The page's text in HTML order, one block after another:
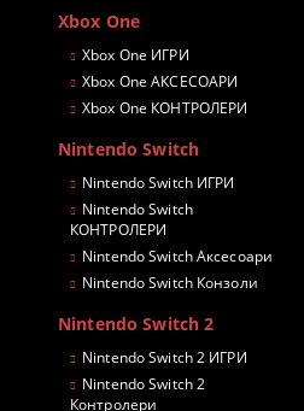
Xbox One
Xbox One ИГРИ
Xbox One АКСЕСОАРИ
Xbox One КОНТРОЛЕРИ
Nintendo Switch
Nintendo Switch ИГРИ
Nintendo Switch
КОНТРОЛЕРИ
Nintendo Switch Аксесоари
Nintendo Switch Конзоли
Nintendo Switch 2
Nintendo Switch 2 ИГРИ
Nintendo Switch 2
Контролери